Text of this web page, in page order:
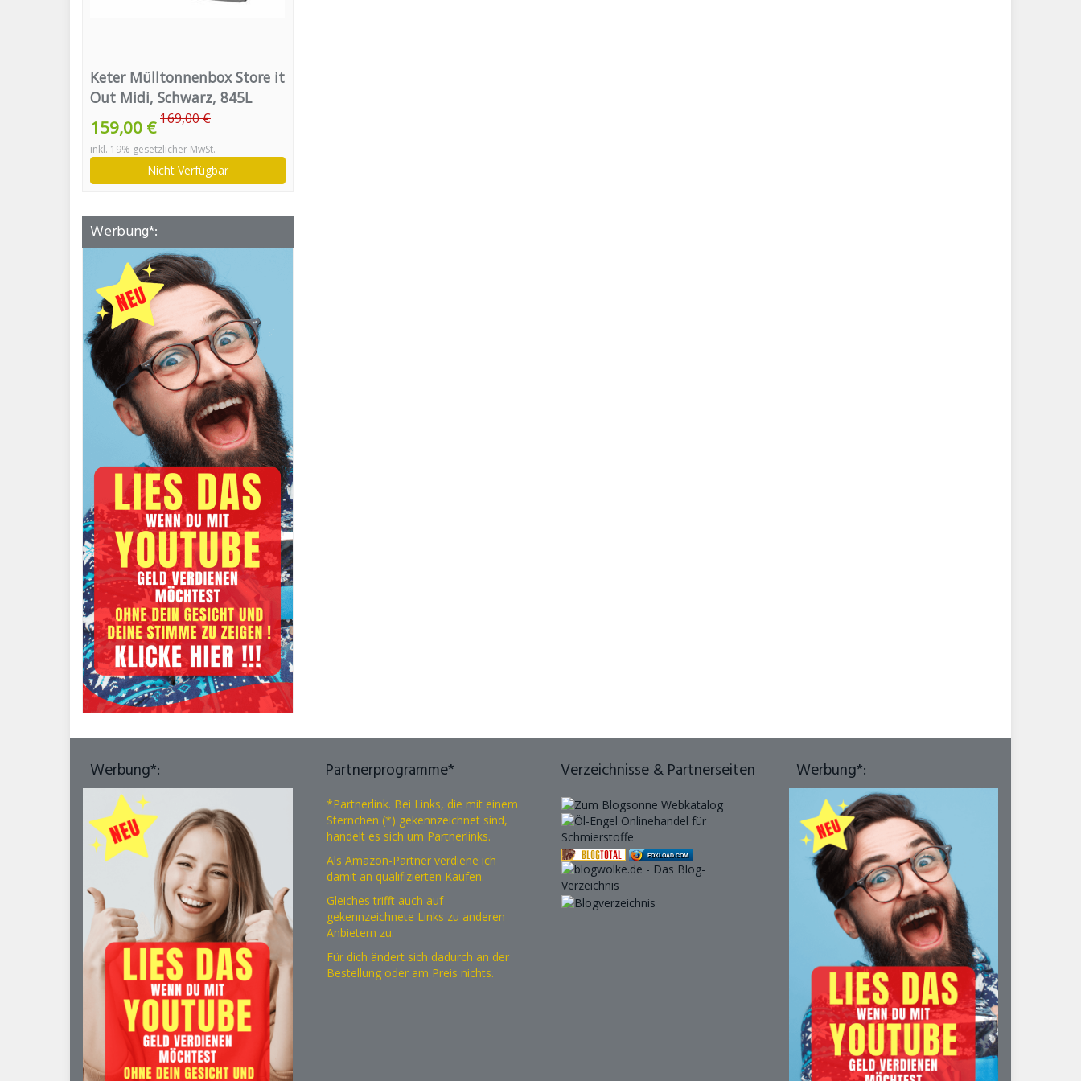
Keter Mülltonnenbox Store it
Out Midi, Schwarz, 845L
159,00 €169,00 €
inkl. 19% gesetzlicher MwSt.
Nicht Verfügbar
Werbung*:
Werbung*: Partnerprogramme*
*Partnerlink. Bei Links, die mit einem
Sternchen (*) gekennzeichnet sind,
handelt es sich um Partnerlinks.
Als Amazon-Partner verdiene ich
damit an qualifizierten Käufen.
Gleiches trifft auch auf
gekennzeichnete Links zu anderen
Anbietern zu.
Für dich ändert sich dadurch an der
Bestellung oder am Preis nichts.
Verzeichnisse & Partnerseiten
FOXLOAD.COM
Werbung*: